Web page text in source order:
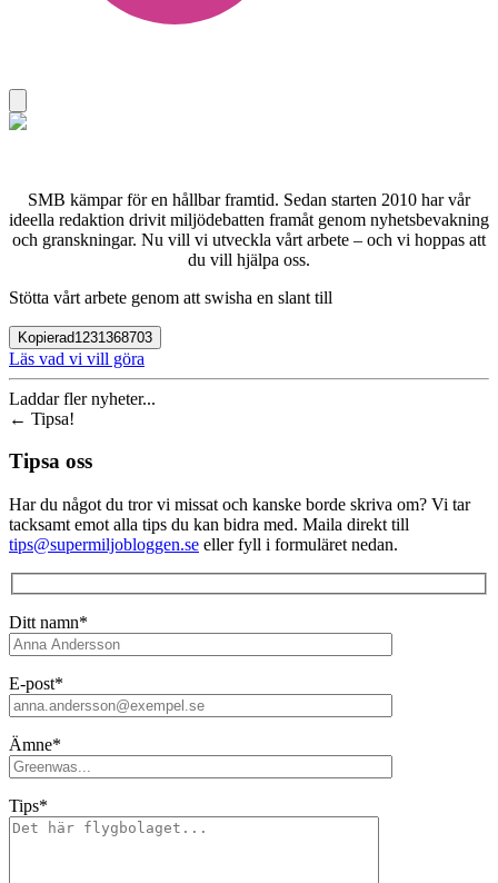
SMB kämpar för en hållbar framtid. Sedan starten 2010 har vår
ideella redaktion drivit miljödebatten framåt genom nyhetsbevakning
och granskningar. Nu vill vi utveckla vårt arbete – och vi hoppas att
du vill hjälpa oss.
Stötta vårt arbete genom att swisha en slant till
Kopierad1231368703
Läs vad vi vill göra
Laddar fler nyheter...
← Tipsa!
Tipsa oss
Har du något du tror vi missat och kanske borde skriva om? Vi tar
tacksamt emot alla tips du kan bidra med. Maila direkt till
tips@supermiljobloggen.se eller fyll i formuläret nedan.
Ditt namn*
E-post*
Ämne*
Tips*